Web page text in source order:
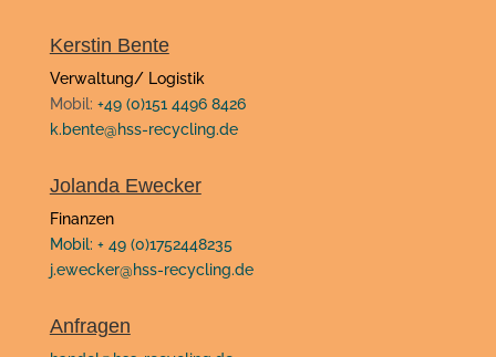
Kerstin Bente
Verwaltung/ Logistik
Mobil: +49 (0)151 4496 8426
k.bente@hss-recycling.de
Jolanda Ewecker
Finanzen
Mobil: + 49 (0)1752448235
j.ewecker@hss-recycling.de
Anfragen